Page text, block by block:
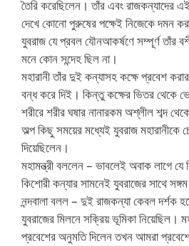
তৈরি করেছিলেন। তাঁর এবং রাজকন্যাদের
দেখে কোনো পুরুষের পক্ষেই নিজেকে দমন
যুবরাজ যে প্রবল যৌনআকর্ষণে সম্পূর্ণ তাঁর
মনে কোন সন্দেহ ছিল না।
মহারানী তাঁর দুই কন্যাসহ কক্ষে প্রবেশ
বন্ধ করে দিই। কিন্তু কক্ষের ভিতর থেকে
শরীরে শরীর ঘষার নানারকম অশ্লীল শব্দ
অল্প কিছু সময়ের মধ্যেই যুবরাজ
দিয়েছিলেন।
মহামন্ত্রী বললেন – ভাবলেই অবাক লাগে যে
কিশোরী কন্যার সামনেই যুবরাজের সাথে
নন্দবালা বলল – দুই রাজকন্যা কেবল দর্শক
যুবরাজের মিলনে সক্রিয় ভূমিকা নিয়েছিল।
প্রবেশের অনুমতি দিলেন তখন আমরা